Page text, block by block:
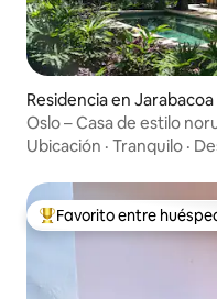
Residencia en Jarabacoa
Oslo – Casa de estilo
Ubicación · Tranquilo ·
De los mejores en
Favorito entre